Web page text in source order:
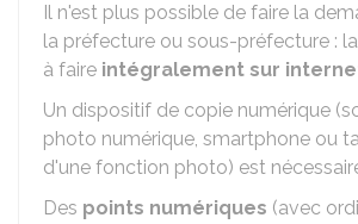
Il n'est plus possible de faire la
la préfecture ou sous-préfecture :
à faire intégralement sur
Un dispositif de copie numérique
photo numérique, smartphone ou
d'une fonction photo) est
Des points numériques (avec